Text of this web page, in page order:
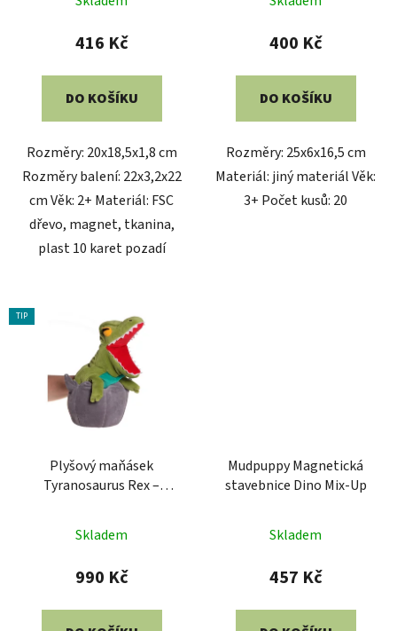
416 Kč
DO KOŠÍKU
Rozměry: 20x18,5x1,8 cm
Rozměry balení: 22x3,2x22
cm Věk: 2+ Materiál: FSC
dřevo, magnet, tkanina,
plast 10 karet pozadí
400 Kč
DO KOŠÍKU
Rozměry: 25x6x16,5 cm
Materiál: jiný materiál Věk:
3+ Počet kusů: 20
TIP
Plyšový maňásek
Tyranosaurus Rex –
hodnocení
produktu
5,0
Skladem
990 Kč
Mudpuppy Magnetická
stavebnice Dino Mix-Up
Skladem
457 Kč